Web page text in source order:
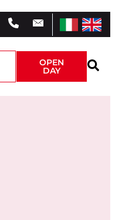
OPEN
DAY